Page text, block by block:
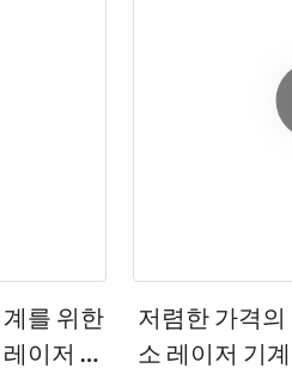
를 위한
이저 피
저렴한 가격
소 레이저 기